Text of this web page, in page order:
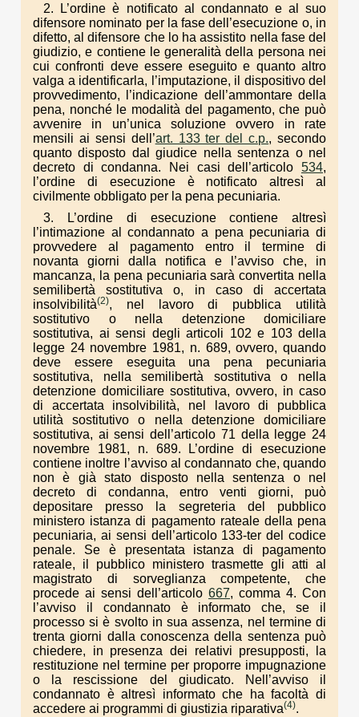
2. L’ordine è notificato al condannato e al suo
difensore nominato per la fase dell’esecuzione o, in
difetto, al difensore che lo ha assistito nella fase del
giudizio, e contiene le generalità della persona nei
cui confronti deve essere eseguito e quanto altro
valga a identificarla, l’imputazione, il dispositivo del
provvedimento, l’indicazione dell’ammontare della
pena, nonché le modalità del pagamento, che può
avvenire in un’unica soluzione ovvero in rate
mensili ai sensi dell’art. 133 ter del c.p., secondo
quanto disposto dal giudice nella sentenza o nel
decreto di condanna. Nei casi dell’articolo 534,
l’ordine di esecuzione è notificato altresì al
civilmente obbligato per la pena pecuniaria.
3. L’ordine di esecuzione contiene altresì
l’intimazione al condannato a pena pecuniaria di
provvedere al pagamento entro il termine di
novanta giorni dalla notifica e l’avviso che, in
mancanza, la pena pecuniaria sarà convertita nella
semilibertà sostitutiva o, in caso di accertata
insolvibilità(2), nel lavoro di pubblica utilità
sostitutivo o nella detenzione domiciliare
sostitutiva, ai sensi degli articoli 102 e 103 della
legge 24 novembre 1981, n. 689, ovvero, quando
deve essere eseguita una pena pecuniaria
sostitutiva, nella semilibertà sostitutiva o nella
detenzione domiciliare sostitutiva, ovvero, in caso
di accertata insolvibilità, nel lavoro di pubblica
utilità sostitutivo o nella detenzione domiciliare
sostitutiva, ai sensi dell’articolo 71 della legge 24
novembre 1981, n. 689. L’ordine di esecuzione
contiene inoltre l’avviso al condannato che, quando
non è già stato disposto nella sentenza o nel
decreto di condanna, entro venti giorni, può
depositare presso la segreteria del pubblico
ministero istanza di pagamento rateale della pena
pecuniaria, ai sensi dell’articolo 133-ter del codice
penale. Se è presentata istanza di pagamento
rateale, il pubblico ministero trasmette gli atti al
magistrato di sorveglianza competente, che
procede ai sensi dell’articolo 667, comma 4. Con
l’avviso il condannato è informato che, se il
processo si è svolto in sua assenza, nel termine di
trenta giorni dalla conoscenza della sentenza può
chiedere, in presenza dei relativi presupposti, la
restituzione nel termine per proporre impugnazione
o la rescissione del giudicato. Nell’avviso il
condannato è altresì informato che ha facoltà di
accedere ai programmi di giustizia riparativa(4).